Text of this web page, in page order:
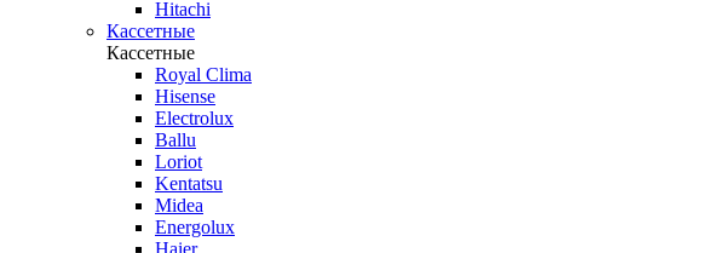
Hitachi
Кассетные
Кассетные
Royal Clima
Hisense
Electrolux
Ballu
Loriot
Kentatsu
Midea
Energolux